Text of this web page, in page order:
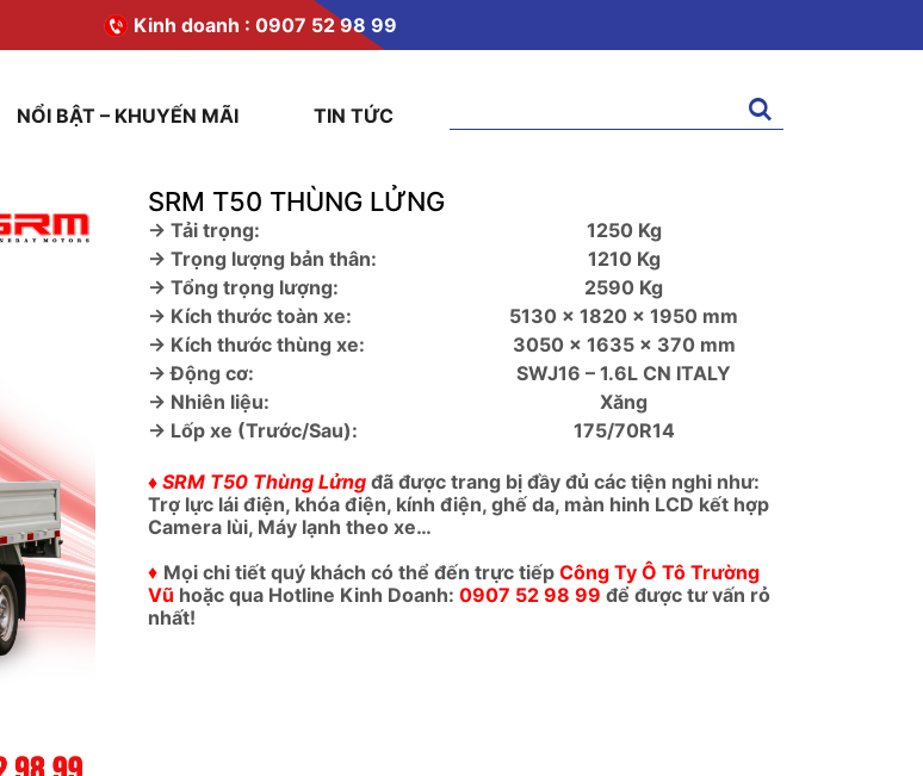
Kinh doanh : 0907 52 98 99
NỔI BẬT – KHUYẾN MÃI TIN TỨC
kiếm:
SRM T50 THÙNG LỬNG
→ Tải trọng:
1250 Kg
→ Trọng lượng bản thân:
1210 Kg
→ Tổng trọng lượng:
2590 Kg
→ Kích thước toàn xe:
5130 x 1820 x 1950 mm
→ Kích thước thùng xe:
3050 x 1635 x 370 mm
→ Động cơ:
SWJ16 – 1.6L CN ITALY
→ Nhiên liệu:
Xăng
→ Lốp xe (Trước/Sau):
175/70R14
♦ SRM T50 Thùng Lửngđã được trang bị đầy đủ các tiện nghi như:
Trợ lực lái điện, khóa điện, kính điện, ghế da, màn hinh LCD kết hợp
Camera lùi, Máy lạnh theo xe…
♦ Mọi chi tiết quý khách có thể đến trực tiếpCông Ty Ô Tô Trường
Vũ hoặc qua Hotline Kinh Doanh:0907 52 98 99 để được tư vấn rỏ
nhất!